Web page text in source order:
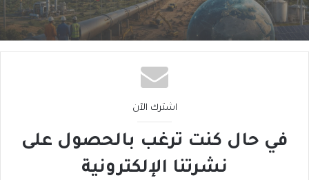
نيجيريا–المغرب؟
اشترك الآن
في حال كنت ترغب بالحصول على
نشرتنا الإلكترونية